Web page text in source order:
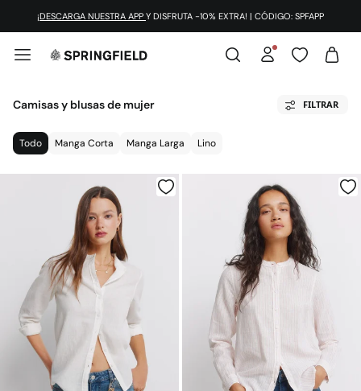
¡DESCARGA NUESTRA APP Y DISFRUTA -10% EXTRA! | CÓDIGO: SPFAPP
Camisas y blusas de mujer FILTRAR
Todo Manga Corta Manga Larga Lino